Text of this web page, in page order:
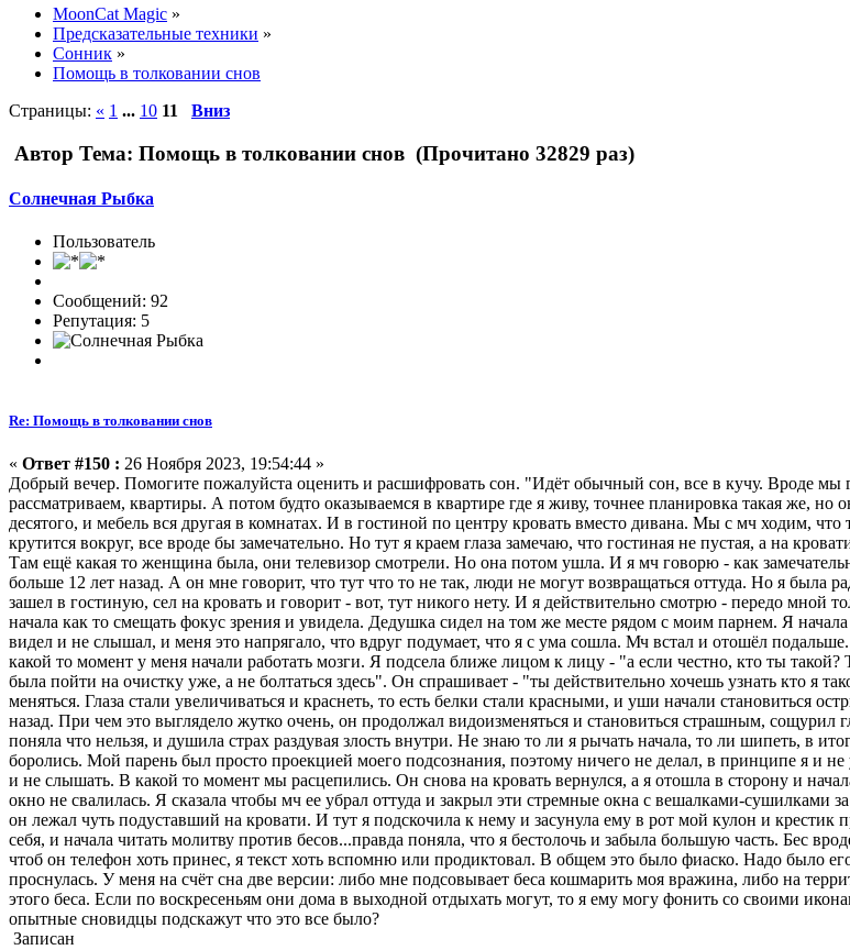
MoonCat Magic »
Предсказательные техники »
Сонник »
Помощь в толковании снов
Страницы: « 1 ... 10 11 Вниз
Автор Тема: Помощь в толковании снов (Прочитано 32829 раз)
Солнечная Рыбка
Пользователь
Сообщений: 92
Репутация: 5
Re: Помощь в толковании снов
« Ответ #150 : 26 Ноября 2023, 19:54:44 »
Добрый вечер. Помогите пожалуйста оценить и расшифровать сон. "Идёт обычный сон, все в кучу. Вроде
рассматриваем, квартиры. А потом будто оказываемся в квартире где я живу, точнее планировка такая же,
десятого, и мебель вся другая в комнатах. И в гостиной по центру кровать вместо дивана. Мы с мч ходим, что
крутится вокруг, все вроде бы замечательно. Но тут я краем глаза замечаю, что гостиная не пустая, а на
Там ещё какая то женщина была, они телевизор смотрели. Но она потом ушла. И я мч говорю - как
больше 12 лет назад. А он мне говорит, что тут что то не так, люди не могут возвращаться оттуда. Но я была
зашел в гостиную, сел на кровать и говорит - вот, тут никого нету. И я действительно смотрю - передо мной
начала как то смещать фокус зрения и увидела. Дедушка сидел на том же месте рядом с моим парнем. Я
видел и не слышал, и меня это напрягало, что вдруг подумает, что я с ума сошла. Мч встал и отошёл
какой то момент у меня начали работать мозги. Я подсела ближе лицом к лицу - "а если честно, кто ты
была пойти на очистку уже, а не болтаться здесь". Он спрашивает - "ты действительно хочешь узнать кто я
меняться. Глаза стали увеличиваться и краснеть, то есть белки стали красными, и уши начали становиться
назад. При чем это выглядело жутко очень, он продолжал видоизменяться и становиться страшным, сощурил
поняла что нельзя, и душила страх раздувая злость внутри. Не знаю то ли я рычать начала, то ли шипеть, в
боролись. Мой парень был просто проекцией моего подсознания, поэтому ничего не делал, в принципе я и не
и не слышать. В какой то момент мы расцепились. Он снова на кровать вернулся, а я отошла в сторону и
окно не свалилась. Я сказала чтобы мч ее убрал оттуда и закрыл эти стремные окна с вешалками-сушилками
он лежал чуть подуставший на кровати. И тут я подскочила к нему и засунула ему в рот мой кулон и крестик
себя, и начала читать молитву против бесов...правда поняла, что я бестолочь и забыла большую часть. Бес
чтоб он телефон хоть принес, я текст хоть вспомню или продиктовал. В общем это было фиаско. Надо было
проснулась. У меня на счёт сна две версии: либо мне подсовывает беса кошмарить моя вражина, либо на
этого беса. Если по воскресеньям они дома в выходной отдыхать могут, то я ему могу фонить со своими
опытные сновидцы подскажут что это все было?
Записан